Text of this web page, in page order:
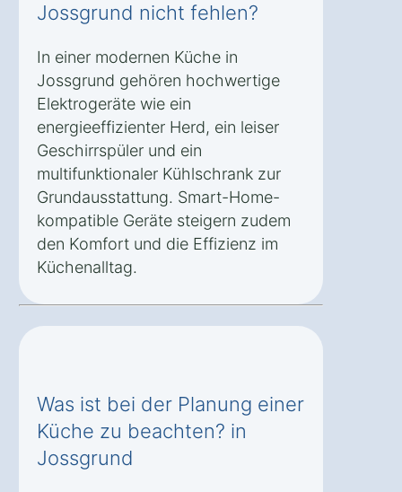
Jossgrund nicht fehlen?
In einer modernen Küche in
Jossgrund gehören hochwertige
Elektrogeräte wie ein
energieeffizienter Herd, ein leiser
Geschirrspüler und ein
multifunktionaler Kühlschrank zur
Grundausstattung. Smart-Home-
kompatible Geräte steigern zudem
den Komfort und die Effizienz im
Küchenalltag.
Was ist bei der Planung einer
Küche zu beachten? in
Jossgrund